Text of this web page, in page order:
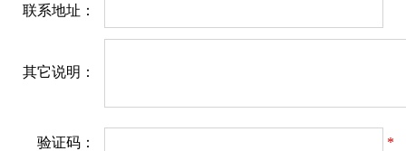
联系地址：
其它说明：
验证码： *